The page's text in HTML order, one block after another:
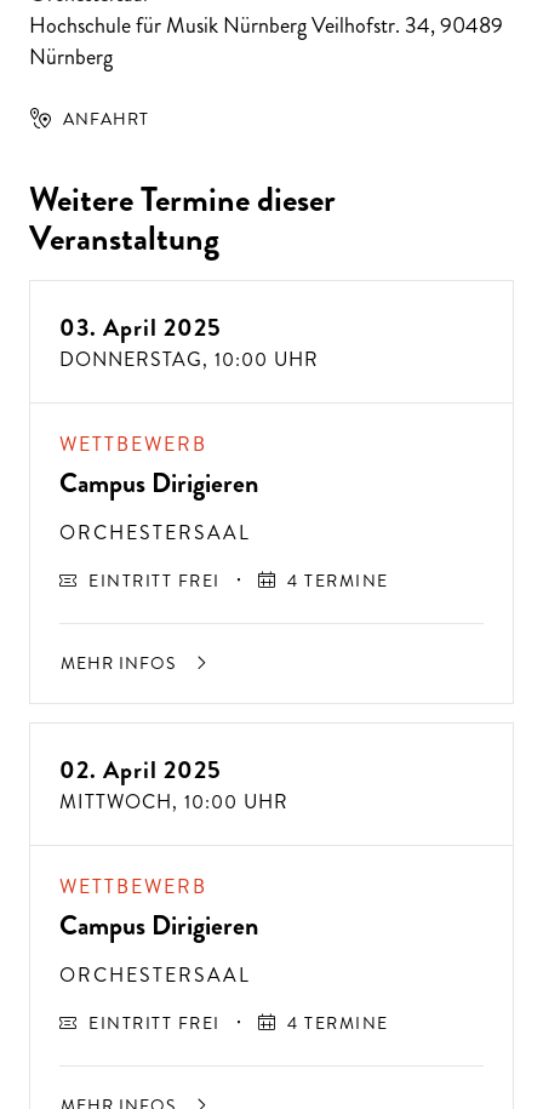
Hochschule für Musik Nürnberg Veilhofstr. 34,90489
Nürnberg
ANFAHRT
Weitere Termine dieser
Veranstaltung
03. April 2025
DONNERSTAG, 10:00 UHR
WETTBEWERB
Campus Dirigieren
ORCHESTERSAAL
EINTRITT FREI 4 TERMINE
MEHR INFOS
02. April 2025
MITTWOCH, 10:00 UHR
WETTBEWERB
Campus Dirigieren
ORCHESTERSAAL
EINTRITT FREI 4 TERMINE